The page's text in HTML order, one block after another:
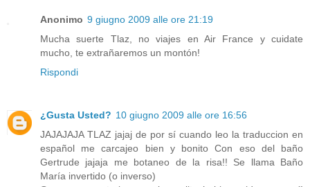
Anonimo 9 giugno 2009 alle ore 21:19
Mucha suerte Tlaz, no viajes en Air France y cuidate
mucho, te extrañaremos un montón!
Rispondi
¿Gusta Usted? 10 giugno 2009 alle ore 16:56
JAJAJAJA TLAZ jajaj de por sí cuando leo la traduccion en
español me carcajeo bien y bonito Con eso del baño
Gertrude jajaja me botaneo de la risa!! Se llama Baño
María invertido (o inverso)